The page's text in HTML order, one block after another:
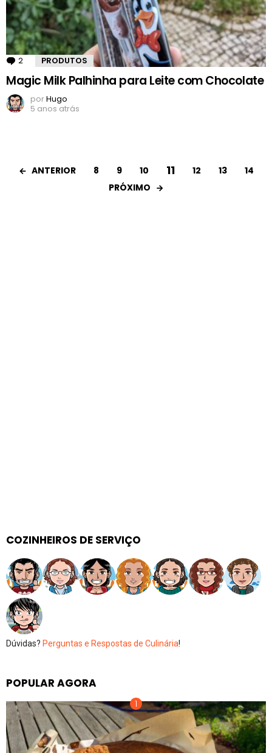
2 Comentários
PRODUTOS
Magic Milk Palhinha para Leite com Chocolate
porHugo
5 anos atrás
ANTERIOR 8 9 10 11 12 13
14
PRÓXIMO
COZINHEIROS DE SERVIÇO
Dúvidas? Perguntas e Respostas de Culinária!
POPULAR AGORA